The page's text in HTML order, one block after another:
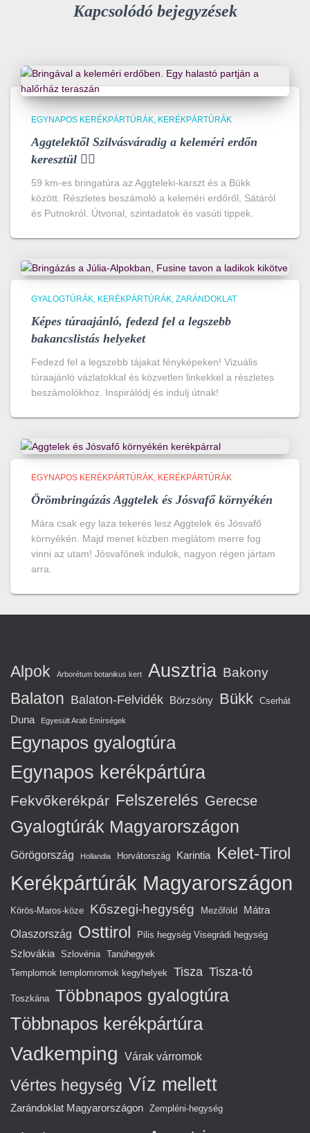
Kapcsolódó bejegyzések
EGYNAPOS KERÉKPÁRTÚRÁK KERÉKPÁRTÚRÁK
Aggtelektől Szilvásváradig a keleméri erdőn
keresztül 🚴‍♀️
59 km-es bringatúra az Aggteleki-karszt és a Bükk
között. Részletes beszámoló a keleméri erdőről, Sátáról
és Putnokról. Útvonal, szintadatok és vasúti tippek.
GYALOGTÚRÁK KERÉKPÁRTÚRÁK ZARÁNDOKLAT
Képes túraajánló, fedezd fel a legszebb
bakancslistás helyeket
Fedezd fel a legszebb tájakat fényképeken! Vizuális
túraajánló vázlatokkal és közvetlen linkekkel a részletes
beszámolókhoz. Inspirálódj és indulj útnak!
EGYNAPOS KERÉKPÁRTÚRÁK KERÉKPÁRTÚRÁK
Örömbringázás Aggtelek és Jósvafő környékén
Mára csak egy laza tekerés lesz Aggtelek és Jósvafő
környékén. Majd menet közben meglátom merre fog
vinni az utam! Jósvafőnek indulok, nagyon régen jártam
arra.
Alpok Arborétum botanikus kert Ausztria Bakony
Balaton Balaton-Felvidék Börzsöny Bükk Cserhát
Duna Egyesült Arab Emírségek
Egynapos gyalogtúra
Egynapos kerékpártúra
Fekvőkerékpár Felszerelés Gerecse
Gyalogtúrák Magyarországon
Görögország Hollandia Horvátország Karintia Kelet-Tirol
Kerékpártúrák Magyarországon
Körös-Maros-köze Kőszegi-hegység Mezőföld Mátra
Olaszország Osttirol Pilis hegység Visegrádi hegység
Szlovákia Szlovénia Tanúhegyek
Templomok templomromok kegyhelyek Tisza Tisza-tó
Toszkána Többnapos gyalogtúra
Többnapos kerékpártúra
Vadkemping Várak várromok
Vértes hegység Víz mellett
Zarándoklat Magyarországon Zempléni-hegység